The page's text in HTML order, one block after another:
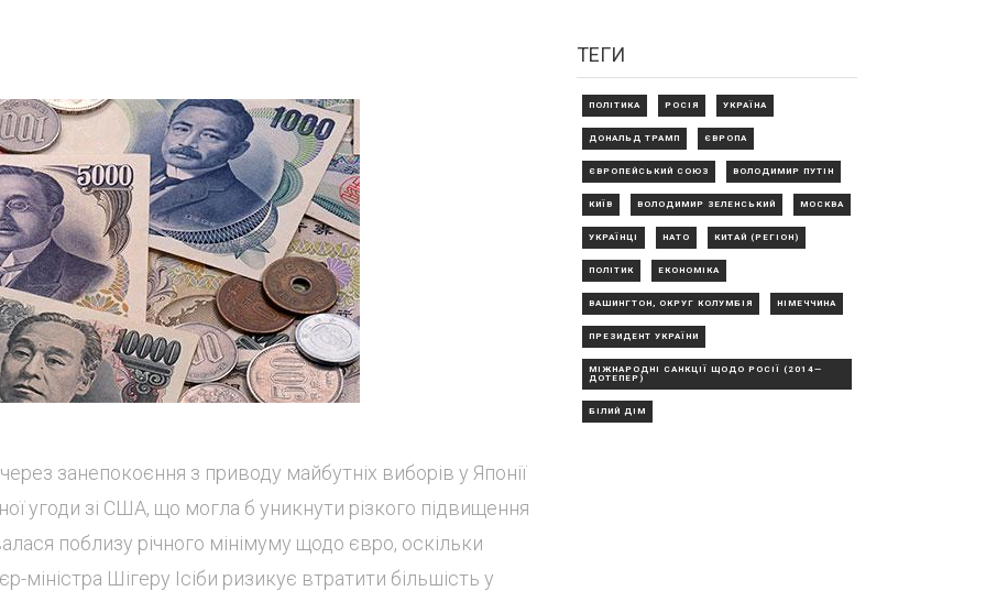
занепокоєння з приводу майбутніх виборів у Японії
угоди зі США, що могла б уникнути різкого підвищення
поблизу річного мінімуму щодо євро, оскільки
міністра Шігеру Ісіби ризикує втратити більшість у
ТЕГИ
ПОЛІТИКА РОСІЯ УКРАЇНА
ДОНАЛЬД ТРАМП ЄВРОПА
ЄВРОПЕЙСЬКИЙ СОЮЗ ВОЛОДИМИР ПУТІН
КИЇВ ВОЛОДИМИР ЗЕЛЕНСЬКИЙ МОСКВА
УКРАЇНЦІ НАТО КИТАЙ (РЕГІОН)
ПОЛІТИК ЕКОНОМІКА
ВАШИНГТОН, ОКРУГ КОЛУМБІЯ НІМЕЧЧИНА
ПРЕЗИДЕНТ УКРАЇНИ
МІЖНАРОДНІ САНКЦІЇ ЩОДО РОСІЇ (2014—
ДОТЕПЕР)
БІЛИЙ ДІМ